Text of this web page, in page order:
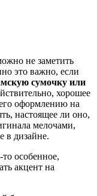
не заметить
это важно, если
сумочку или
хорошее
его оформлению на
настоящее ли оно,
мелочами,
в дизайне.
то особенное,
акцент на